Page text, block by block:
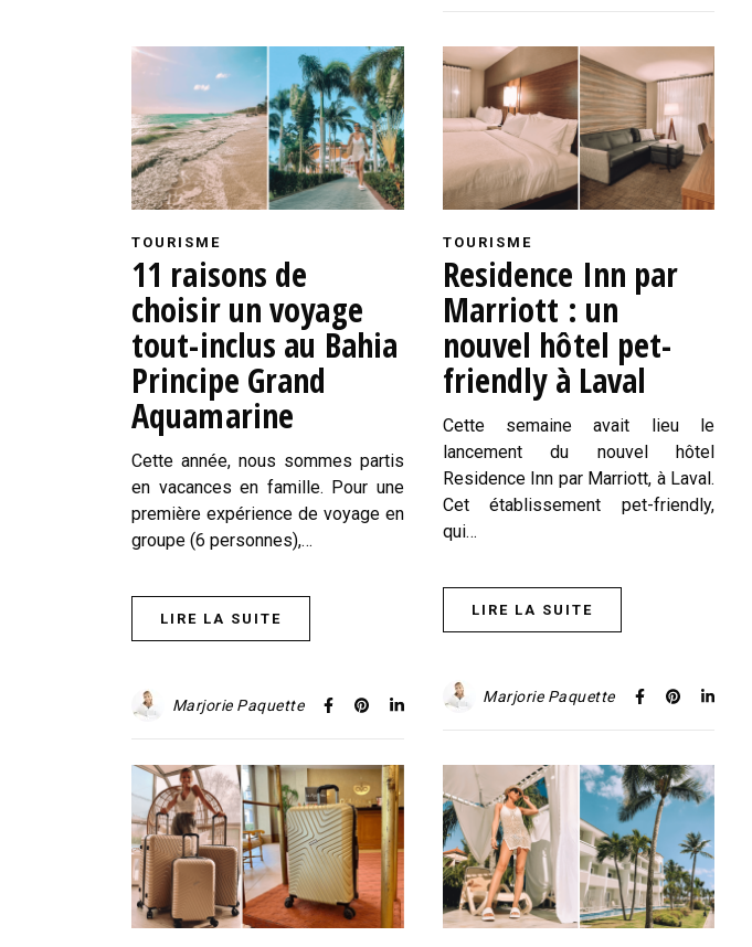
TOURISME
11 raisons de
choisir un voyage
tout-inclus au Bahia
Principe Grand
Aquamarine
Cette année, nous sommes partis
en vacances en famille. Pour une
première expérience de voyage en
groupe (6 personnes),…
LIRE LA SUITE
Marjorie Paquette
TOURISME
Residence Inn par
Marriott : un
nouvel hôtel pet-
friendly à Laval
Cette semaine avait lieu le
lancement du nouvel hôtel
Residence Inn par Marriott, à Laval.
Cet établissement pet-friendly,
qui…
LIRE LA SUITE
Marjorie Paquette